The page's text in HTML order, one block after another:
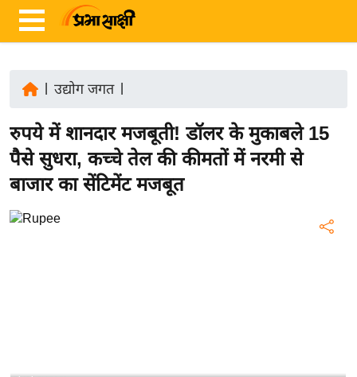
ज़ा
ख
र
रा
उद्योग जगत|
रुपये में शानदार मजबूती! डॉलर के मुकाबले 15
पैसे सुधरा, कच्चे तेल की कीमतों में नरमी से
बाजार का सेंटिमेंट मजबूत